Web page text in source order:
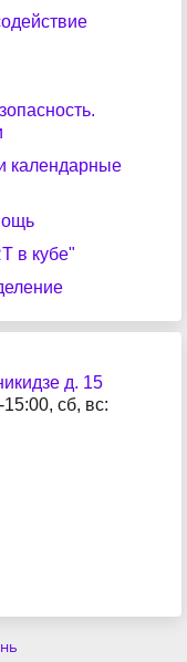
календарные
в кубе"
д. 15
сб, вс: